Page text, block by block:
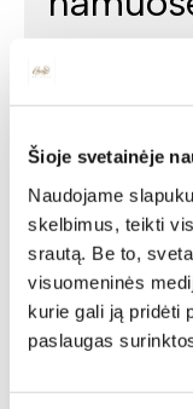
Šioje svetainėje
Naudojame
skelbimus, teikti
srautą. Be to,
visuomeninės
kurie gali ją pridėti
paslaugas
kuris suteikia
Namai be baldų